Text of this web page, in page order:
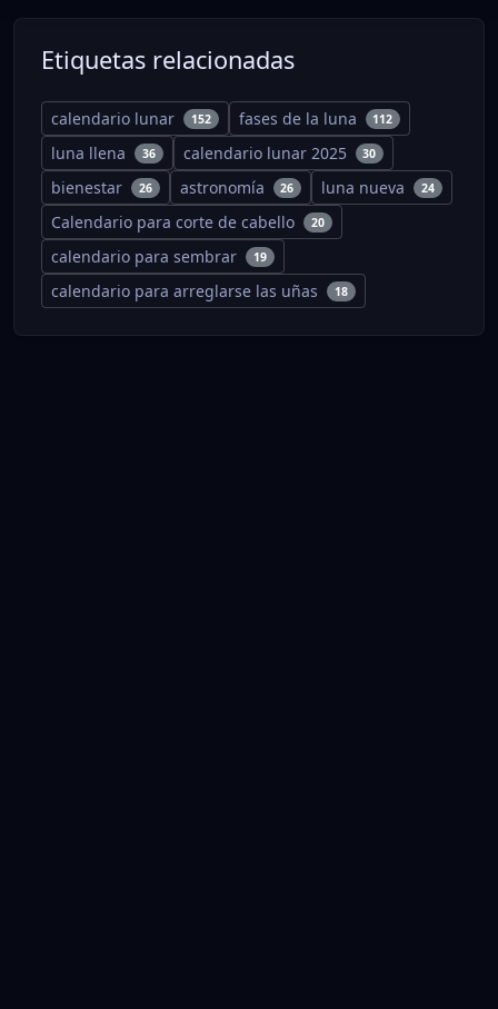
Etiquetas relacionadas
calendario lunar 152 fases de la luna 112
luna llena 36 calendario lunar 2025 30
bienestar 26 astronomía 26 luna nueva 24
Calendario para corte de cabello 20
calendario para sembrar 19
calendario para arreglarse las uñas 18